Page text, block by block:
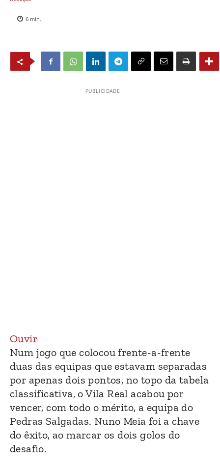
6 min.
PUBLICIDADE
Ouvir
Num jogo que colocou frente-a-frente
duas das equipas que estavam separadas
por apenas dois pontos, no topo da tabela
classificativa, o Vila Real acabou por
vencer, com todo o mérito, a equipa do
Pedras Salgadas. Nuno Meia foi a chave
do êxito, ao marcar os dois golos do
desafio.